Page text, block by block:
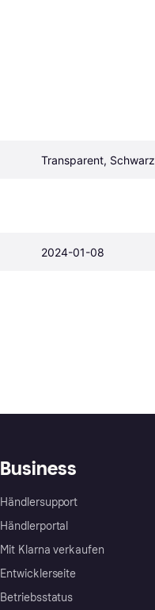
Transparent, Schwarz
2024-01-08
Business
Händlersupport
Händlerportal
Mit Klarna verkaufen
Entwicklerseite
Betriebsstatus